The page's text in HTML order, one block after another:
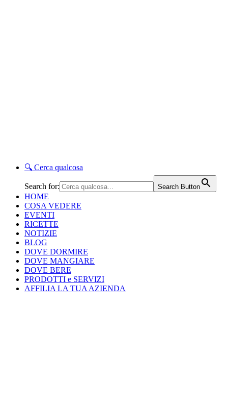
🔍 Cerca qualcosa
Search for: Search Button
HOME
COSA VEDERE
EVENTI
RICETTE
NOTIZIE
BLOG
DOVE DORMIRE
DOVE MANGIARE
DOVE BERE
PRODOTTI e SERVIZI
AFFILIA LA TUA AZIENDA